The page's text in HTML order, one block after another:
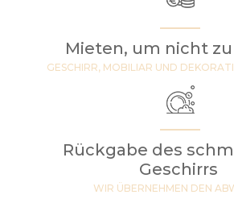
Mieten, um nicht
GESCHIRR, MOBILIAR UND
Rückgabe des
Geschirrs
WIR ÜBERNEHMEN DEN